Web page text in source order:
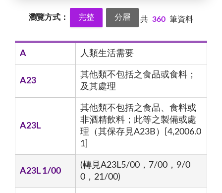
瀏覽方式： 完整 分層 共 360 筆資料
A 人類生活需要
A23
其他類不包括之食品或食料；
及其處理
A23L
其他類不包括之食品、食料或
非酒精飲料；此等之製備或處
理（其保存見A23B）[4,2006.0
1]
A23L 1/00
(轉見A23L5/00，7/00，9/0
0，21/00)